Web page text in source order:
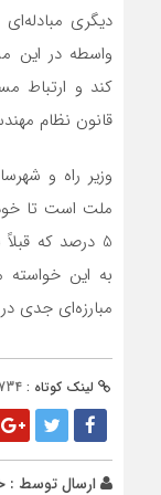
دیگری
کند و ارتباط
قانون نظام
وزیر راه و
ملت است تا
5 درصد که
به این
مبارزه‌ای جدی
لینک کوتاه :
ارسال توسط :